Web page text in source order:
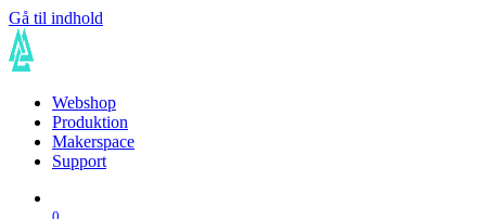
Gå til indhold
Webshop
Produktion
Makerspace
Support